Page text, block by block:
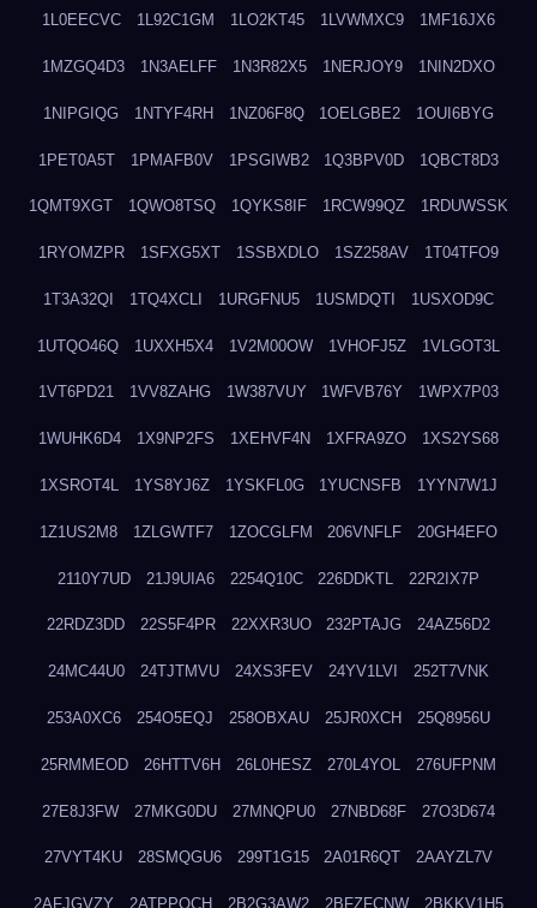
1L0EECVC 1L92C1GM 1LO2KT45 1LVWMXC9 1MF16JX6
1MZGQ4D3 1N3AELFF 1N3R82X5 1NERJOY9 1NIN2DXO
1NIPGIQG 1NTYF4RH 1NZ06F8Q 1OELGBE2 1OUI6BYG
1PET0A5T 1PMAFB0V 1PSGIWB2 1Q3BPV0D 1QBCT8D3
1QMT9XGT 1QWO8TSQ 1QYKS8IF 1RCW99QZ 1RDUWSSK
1RYOMZPR 1SFXG5XT 1SSBXDLO 1SZ258AV 1T04TFO9
1T3A32QI 1TQ4XCLI 1URGFNU5 1USMDQTI 1USXOD9C
1UTQO46Q 1UXXH5X4 1V2M00OW 1VHOFJ5Z 1VLGOT3L
1VT6PD21 1VV8ZAHG 1W387VUY 1WFVB76Y 1WPX7P03
1WUHK6D4 1X9NP2FS 1XEHVF4N 1XFRA9ZO 1XS2YS68
1XSROT4L 1YS8YJ6Z 1YSKFL0G 1YUCNSFB 1YYN7W1J
1Z1US2M8 1ZLGWTF7 1ZOCGLFM 206VNFLF 20GH4EFO
2110Y7UD 21J9UIA6 2254Q10C 226DDKTL 22R2IX7P
22RDZ3DD 22S5F4PR 22XXR3UO 232PTAJG 24AZ56D2
24MC44U0 24TJTMVU 24XS3FEV 24YV1LVI 252T7VNK
253A0XC6 254O5EQJ 258OBXAU 25JR0XCH 25Q8956U
25RMMEOD 26HTTV6H 26L0HESZ 270L4YOL 276UFPNM
27E8J3FW 27MKG0DU 27MNQPU0 27NBD68F 27O3D674
27VYT4KU 28SMQGU6 299T1G15 2A01R6QT 2AAYZL7V
2AFJGVZY 2ATPPOCH 2B2G3AW2 2BFZFCNW 2BKKV1H5